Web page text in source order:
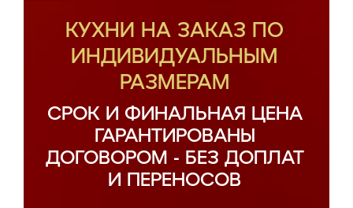
КУХНИ НА ЗАКАЗ ПО
ИНДИВИДУАЛЬНЫМ
РАЗМЕРАМ
СРОК И ФИНАЛЬНАЯ ЦЕНА
ГАРАНТИРОВАНЫ
ДОГОВОРОМ - БЕЗ ДОПЛАТ
И ПЕРЕНОСОВ